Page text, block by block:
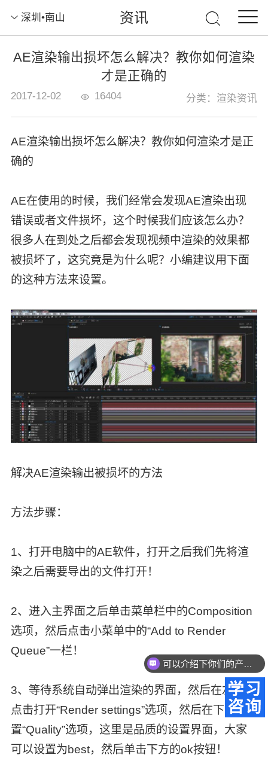
深圳•南山 资讯
AE渲染输出损坏怎么解决？教你如何渲染
才是正确的
2017-12-02 16404 分类：渲染资讯
AE渲染输出损坏怎么解决？教你如何渲染才是正
确的
AE在使用的时候，我们经常会发现AE渲染出现
错误或者文件损坏，这个时候我们应该怎么办？
很多人在到处之后都会发现视频中渲染的效果都
被损坏了，这究竟是为什么呢？小编建议用下面
的这种方法来设置。
解决AE渲染输出被损坏的方法
方法步骤：
1、打开电脑中的AE软件，打开之后我们先将渲
染之后需要导出的文件打开！
2、进入主界面之后单击菜单栏中的Composition
选项，然后点击小菜单中的“Add to Render
Queue”一栏！
3、等待系统自动弹出渲染的界面，然后在左下角
点击打开“Render settings”选项，然后在下方设
置“Quality”选项，这里是品质的设置界面，大家
可以设置为best，然后单击下方的ok按钮！